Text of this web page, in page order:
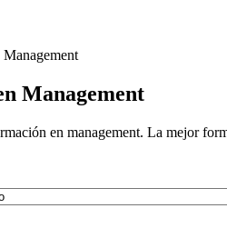
Management
Management
en management. La mejor